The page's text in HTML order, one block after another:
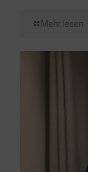
Mehr lesen